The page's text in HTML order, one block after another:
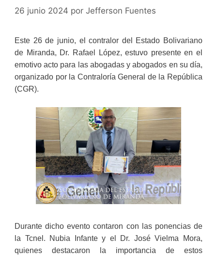
26 junio 2024 por Jefferson Fuentes
Este 26 de junio, el contralor del Estado Bolivariano
de Miranda, Dr. Rafael López, estuvo presente en el
emotivo acto para las abogadas y abogados en su día,
organizado por la Contraloría General de la República
(CGR).
Durante dicho evento contaron con las ponencias de
la Tcnel. Nubia Infante y el Dr. José Vielma Mora,
quienes destacaron la importancia de estos